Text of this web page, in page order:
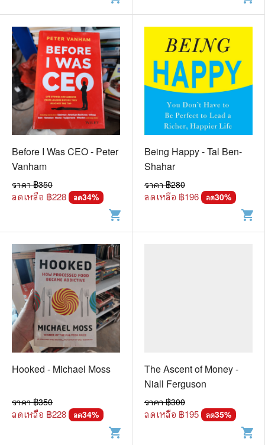
Before I Was CEO - Peter
Vanham
ราคา ฿350
ลดเหลือ ฿228 ลด34%
shopping_cart
Being Happy - Tal Ben-
Shahar
ราคา ฿280
ลดเหลือ ฿196 ลด30%
shopping_cart
Hooked - Michael Moss
ราคา ฿350
ลดเหลือ ฿228 ลด34%
shopping_cart
The Ascent of Money -
Niall Ferguson
ราคา ฿300
ลดเหลือ ฿195 ลด35%
shopping_cart